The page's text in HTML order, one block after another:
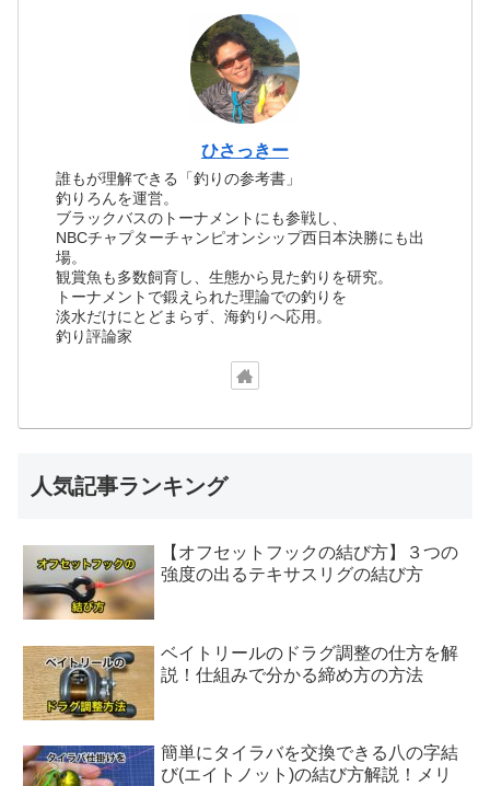
ひさっきー
誰もが理解できる「釣りの参考書」
釣りろんを運営。
ブラックバスのトーナメントにも参戦し、
NBCチャプターチャンピオンシップ西日本決勝にも出
場。
観賞魚も多数飼育し、生態から見た釣りを研究。
トーナメントで鍛えられた理論での釣りを
淡水だけにとどまらず、海釣りへ応用。
釣り評論家
人気記事ランキング
【オフセットフックの結び方】３つの
強度の出るテキサスリグの結び方
ベイトリールのドラグ調整の仕方を解
説！仕組みで分かる締め方の方法
簡単にタイラバを交換できる八の字結
び(エイトノット)の結び方解説！メリ